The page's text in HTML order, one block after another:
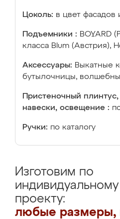
Цоколь: в цвет фасадов
Подъемники : BOYARD
класса Blum (Австрия),
Аксессуары: Выкатные
бутылочницы,
Пристеночный
навески, освещение :
Ручки: по каталогу
Изготовим по
индивидуальному
проекту:
любые размеры,